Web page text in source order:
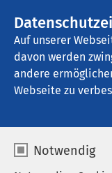
Auf unserer
davon werden
andere
Webseite zu
Notwendig
AMEOS